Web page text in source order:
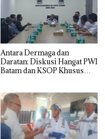
Antara Dermaga dan
Daratan: Diskusi Hangat PWI
Batam dan KSOP Khusus